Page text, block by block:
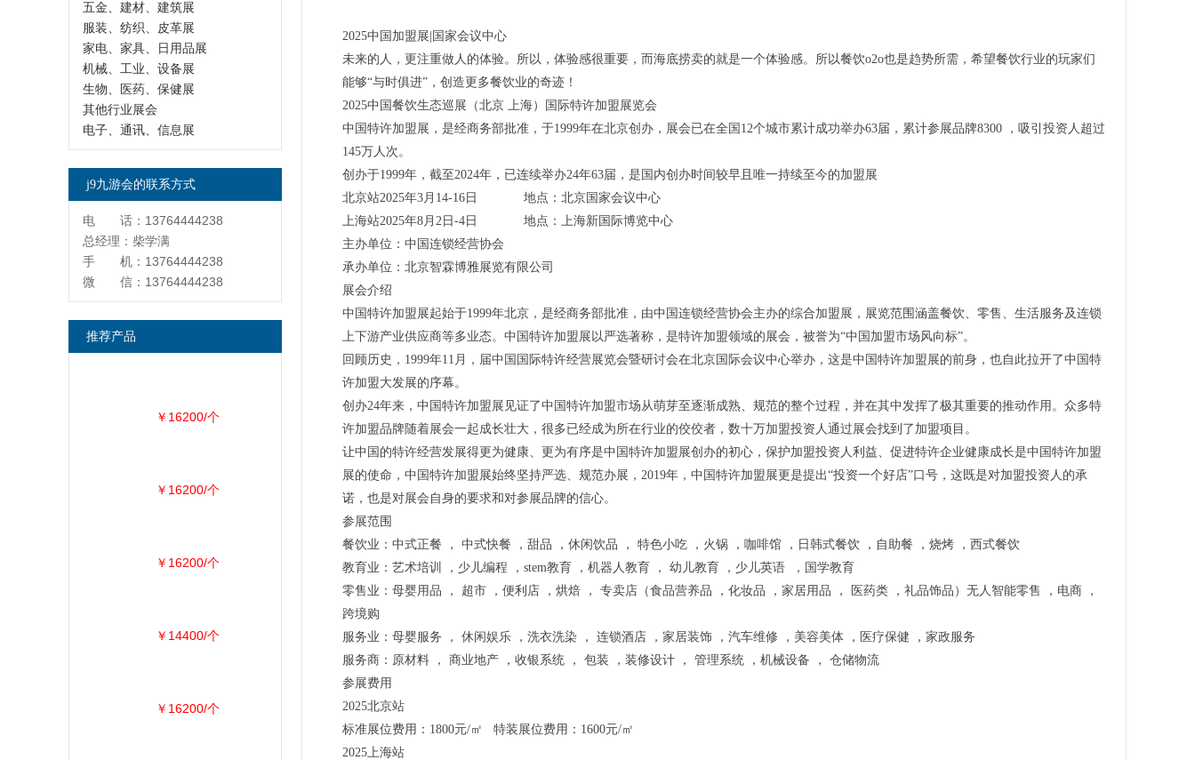
2025中国加盟展|国家会议中心
未来的人，更注重做人的体验。所以，体验感很重要，而海底捞卖的就是一个体验感。所以餐饮o2o也是趋势所需，希望餐饮行业的玩家们
能够“与时俱进”，创造更多餐饮业的奇迹！
2025中国餐饮生态巡展（北京 上海）国际特许加盟展览会
中国特许加盟展，是经商务部批准，于1999年在北京创办，展会已在全国12个城市累计成功举办63届，累计参展品牌8300 ，吸引投资人超过
145万人次。
创办于1999年，截至2024年，已连续举办24年63届，是国内创办时间较早且唯一持续至今的加盟展
北京站2025年3月14-16日 地点：北京国家会议中心
上海站2025年8月2日-4日 地点：上海新国际博览中心
主办单位：中国连锁经营协会
承办单位：北京智霖博雅展览有限公司
展会介绍
中国特许加盟展起始于1999年北京，是经商务部批准，由中国连锁经营协会主办的综合加盟展，展览范围涵盖餐饮、零售、生活服务及连锁
上下游产业供应商等多业态。中国特许加盟展以严选著称，是特许加盟领域的展会，被誉为“中国加盟市场风向标”。
回顾历史，1999年11月，届中国国际特许经营展览会暨研讨会在北京国际会议中心举办，这是中国特许加盟展的前身，也自此拉开了中国特
许加盟大发展的序幕。
创办24年来，中国特许加盟展见证了中国特许加盟市场从萌芽至逐渐成熟、规范的整个过程，并在其中发挥了极其重要的推动作用。众多特
许加盟品牌随着展会一起成长壮大，很多已经成为所在行业的佼佼者，数十万加盟投资人通过展会找到了加盟项目。
让中国的特许经营发展得更为健康、更为有序是中国特许加盟展创办的初心，保护加盟投资人利益、促进特许企业健康成长是中国特许加盟
展的使命，中国特许加盟展始终坚持严选、规范办展，2019年，中国特许加盟展更是提出“投资一个好店”口号，这既是对加盟投资人的承
诺，也是对展会自身的要求和对参展品牌的信心。
参展范围
餐饮业：中式正餐 ， 中式快餐 ，甜品 ，休闲饮品 ， 特色小吃 ，火锅 ，咖啡馆 ，日韩式餐饮 ，自助餐 ，烧烤 ，西式餐饮
教育业：艺术培训 ，少儿编程 ，stem教育 ，机器人教育 ， 幼儿教育 ，少儿英语 ，国学教育
零售业：母婴用品 ， 超市 ，便利店 ，烘焙 ， 专卖店（食品营养品 ，化妆品 ，家居用品 ， 医药类 ，礼品饰品）无人智能零售 ，电商 ，
跨境购
服务业：母婴服务 ， 休闲娱乐 ，洗衣洗染 ， 连锁酒店 ，家居装饰 ，汽车维修 ，美容美体 ，医疗保健 ，家政服务
服务商：原材料 ， 商业地产 ，收银系统 ， 包装 ，装修设计 ， 管理系统 ，机械设备 ， 仓储物流
参展费用
2025北京站
标准展位费用：1800元/㎡ 特装展位费用：1600元/㎡
2025上海站
五金、建材、建筑展
服装、纺织、皮革展
家电、家具、日用品展
机械、工业、设备展
生物、医药、保健展
其他行业展会
电子、通讯、信息展
j9九游会的联系方式
电 话：13764444238
总经理：柴学满
手 机：13764444238
微 信：13764444238
推荐产品
￥16200/个
￥16200/个
￥16200/个
￥14400/个
￥16200/个